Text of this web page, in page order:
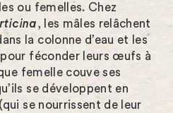
ou femelles. Chez
, les mâles relâchent
la colonne d’eau et les
féconder leurs œufs à
femelle couve ses
se développent en
se nourrissent de leur